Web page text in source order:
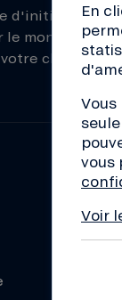
d'initiatives
monde de la
choix !
En
Vous
vous
Voir